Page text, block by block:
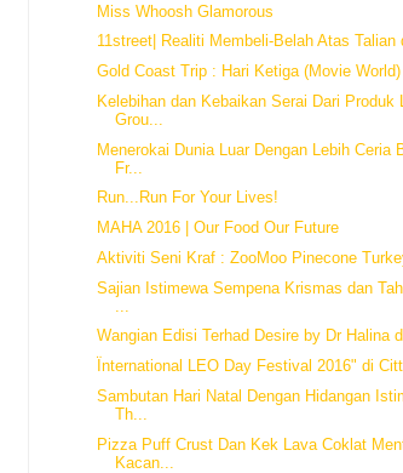
Miss Whoosh Glamorous
11street| Realiti Membeli-Belah Atas Talian
Gold Coast Trip : Hari Ketiga (Movie World)
Kelebihan dan Kebaikan Serai Dari Produk
Grou...
Menerokai Dunia Luar Dengan Lebih Ceria
Fr...
Run...Run For Your Lives!
MAHA 2016 | Our Food Our Future
Aktiviti Seni Kraf : ZooMoo Pinecone
Sajian Istimewa Sempena Krismas dan
Wangian Edisi Terhad Desire by Dr Halina
Ïnternational LEO Day Festival 2016" di
Sambutan Hari Natal Dengan Hidangan
Th...
Pizza Puff Crust Dan Kek Lava Coklat
Kacan...